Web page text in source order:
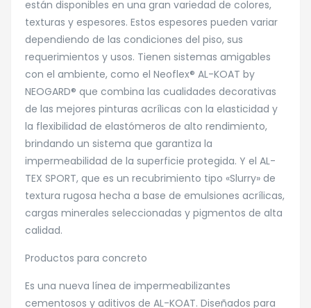
están disponibles en una gran variedad de colores,
texturas y espesores. Estos espesores pueden variar
dependiendo de las condiciones del piso, sus
requerimientos y usos. Tienen sistemas amigables
con el ambiente, como el Neoflex® AL-KOAT by
NEOGARD® que combina las cualidades decorativas
de las mejores pinturas acrílicas con la elasticidad y
la flexibilidad de elastómeros de alto rendimiento,
brindando un sistema que garantiza la
impermeabilidad de la superficie protegida. Y el AL-
TEX SPORT, que es un recubrimiento tipo «Slurry» de
textura rugosa hecha a base de emulsiones acrílicas,
cargas minerales seleccionadas y pigmentos de alta
calidad.
Productos para concreto
Es una nueva línea de impermeabilizantes
cementosos y aditivos de AL-KOAT. Diseñados para